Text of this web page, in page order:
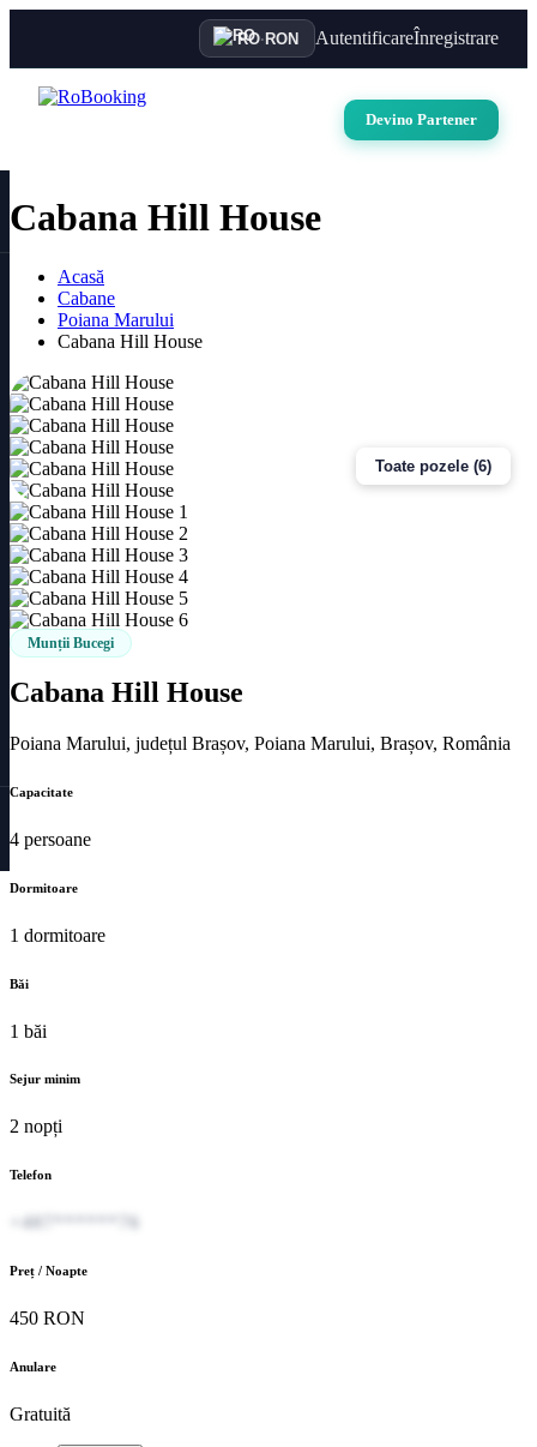
RO·RON AutentificareÎnregistrare
Devino Partener
Cabana Hill House
Acasă
Cabane
Poiana Marului
Cabana Hill House
Toate pozele (6)
Munții Bucegi
Cabana Hill House
Poiana Marului, județul Brașov, Poiana Marului, Brașov, România
Capacitate
4 persoane
Dormitoare
1 dormitoare
Băi
1 băi
Sejur minim
2 nopți
Telefon
+407******76
Preț / Noapte
450 RON
Anulare
Gratuită